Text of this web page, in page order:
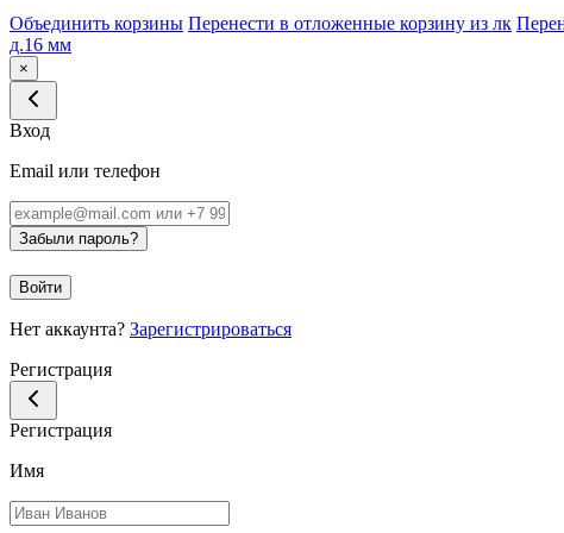
Объединить корзины Перенести в отложенные корзину из лк
д.16 мм
×
Вход
Email или телефон
Забыли пароль?
Войти
Нет аккаунта? Зарегистрироваться
Регистрация
Регистрация
Имя